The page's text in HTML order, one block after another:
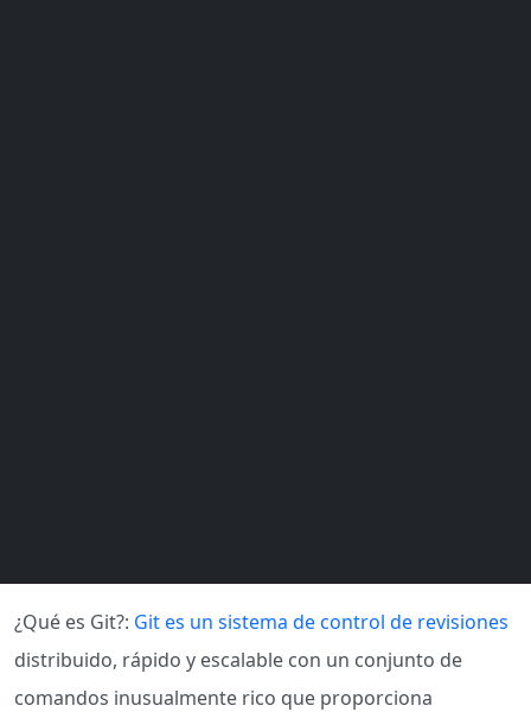
¿Qué es Git?: Git es un sistema de control de revisiones
distribuido, rápido y escalable con un conjunto de
comandos inusualmente rico que proporciona